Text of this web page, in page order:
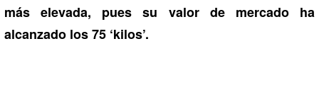
más elevada, pues su valor de mercado ha
alcanzado los 75 ‘kilos’.